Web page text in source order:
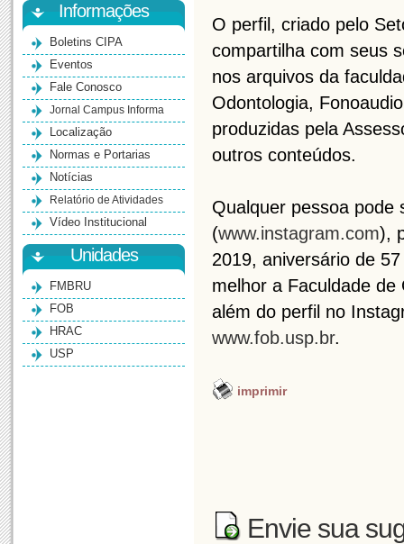
Informações
Boletins CIPA
Eventos
Fale Conosco
Jornal Campus Informa
Localização
Normas e Portarias
Notícias
Relatório de Atividades
Vídeo Institucional
Unidades
FMBRU
FOB
HRAC
USP
O perfil, criado pelo
compartilha com seus
nos arquivos da
Odontologia,
produzidas pela
outros conteúdos.
Qualquer pessoa pode
(www.instagram.com),
2019, aniversário de
melhor a Faculdade
além do perfil no
www.fob.usp.br.
imprimir
Envie sua